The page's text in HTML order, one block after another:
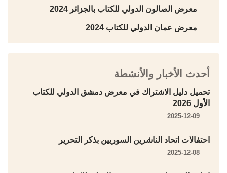
معرض الصالون الدولي للكتاب بالجزائر 2024
معرض عمان الدولي للكتاب 2024
أحدث الأخبار والأنشطة
تحميل دليل الاشتراك في معرض دمشق الدولي للكتاب
الأول 2026
2025-12-09
احتفالات اتحاد الناشرين السوريين بذكر التحرير
2025-12-08